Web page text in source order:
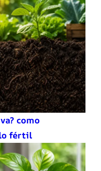
como
fértil